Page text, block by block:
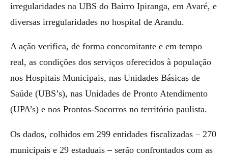
irregularidades na UBS do Bairro Ipiranga, em Avaré, e
diversas irregularidades no hospital de Arandu.
A ação verifica, de forma concomitante e em tempo
real, as condições dos serviços oferecidos à população
nos Hospitais Municipais, nas Unidades Básicas de
Saúde (UBS’s), nas Unidades de Pronto Atendimento
(UPA’s) e nos Prontos-Socorros no território paulista.
Os dados, colhidos em 299 entidades fiscalizadas – 270
municipais e 29 estaduais – serão confrontados com as